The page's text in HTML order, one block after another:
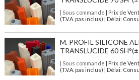
| Sous commande | Prix de
(T.V.A. pas inclus) | Délai:
M. PROFIL SILICONE
TRANSLUCIDE 60
| Sous commande | Prix de
(T.V.A. pas inclus) | Délai: